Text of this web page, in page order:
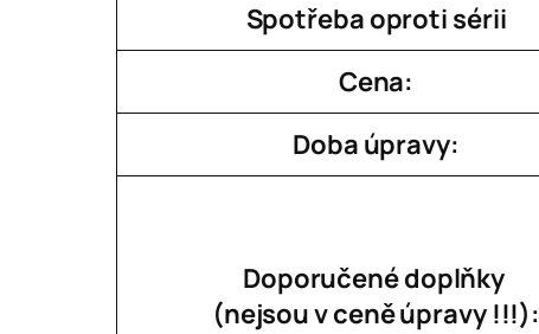
Spotřeba oproti sérii
Cena:
Doba úpravy:
Doporučené doplňky
(nejsou v ceně úpravy !!!):